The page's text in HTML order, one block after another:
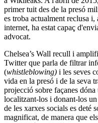
primer tuit des de la presó
es troba actualment reclusa i,
internet, ha estat capaç
advocat.
Chelsea’s Wall recull i
Twitter que parla de filtrar
(whistleblowing) i les seves
vida en la presó i de la seva
projecció sobre façanes dóna
localitzant-los i donant-los
de les xarxes socials es deté
magnificat, de manera que